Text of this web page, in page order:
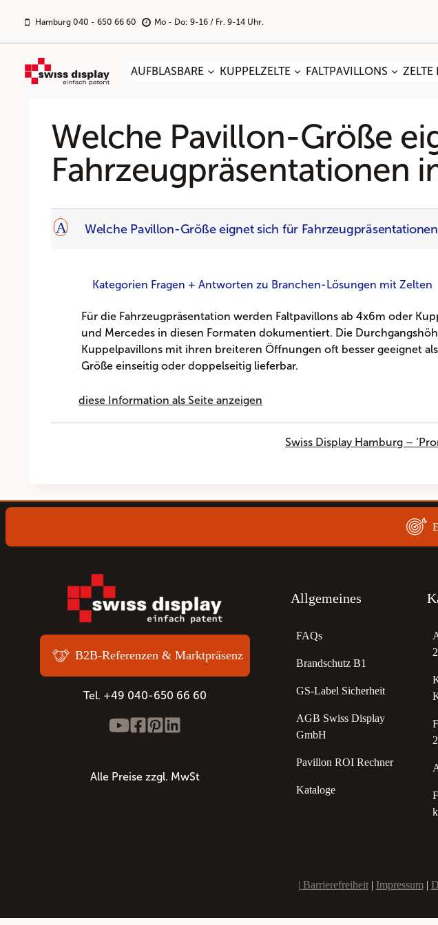
Inhalt
springen
Hamburg 040 - 650 66 60 Mo - Do: 9-16 / Fr. 9-14 Uhr.
AUFBLASBARE KUPPELZELTE FALTPAVILLONS ZELTE
Welche Pavillon-Größe
Fahrzeugpräsentationen
A Welche Pavillon-Größe eignet sich für
Kategorien Fragen + Antworten zu Branchen-Lösungen mit Zelten
Für die Fahrzeugpräsentation werden Faltpavillons ab 4x6m oder
und Mercedes in diesen Formaten dokumentiert. Die
Kuppelpavillons mit ihren breiteren Öffnungen oft besser geeignet
Größe einseitig oder doppelseitig lieferbar.
diese Information als Seite anzeigen
Swiss Display Hamburg –
B2B-Referenzen & Marktpräsenz
Tel. +49 040-650 66 60
Alle Preise zzgl. MwSt
Allgemeines
FAQs
Brandschutz B1
GS-Label Sicherheit
AGB Swiss Display
GmbH
Pavillon ROI Rechner
Kataloge
| Barrierefreiheit| Impressum|